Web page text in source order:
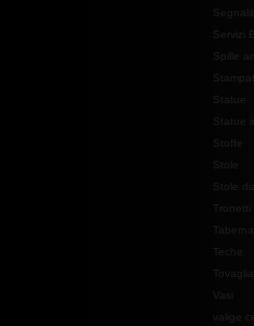
Servizi
Spille
Stampati
Statue
Statue
Stoffe
Stole
Stole
valige